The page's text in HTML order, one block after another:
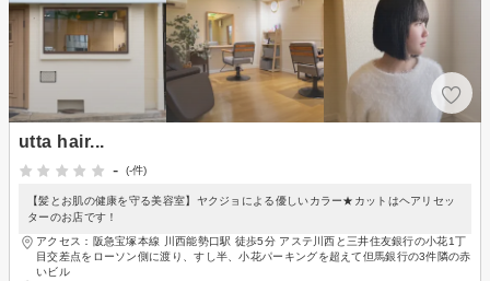
utta hair...
-
(-件)
【髪とお肌の健康を守る美容室】ヤクジョによる優しいカラー★カットはヘアリセッ
ターのお店です！
アクセス：阪急宝塚本線 川西能勢口駅 徒歩5分 アステ川西と三井住友銀行の小花1丁
目交差点をローソン側に渡り、すし半、小花パーキングを超えて但馬銀行の3件隣の赤
いビル